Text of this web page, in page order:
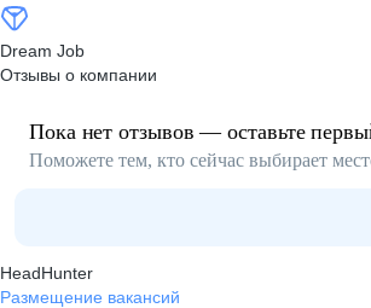
Dream Job
Отзывы о компании
Пока нет отзывов — оставьте
Поможете тем, кто сейчас выбирает
HeadHunter
Размещение вакансий